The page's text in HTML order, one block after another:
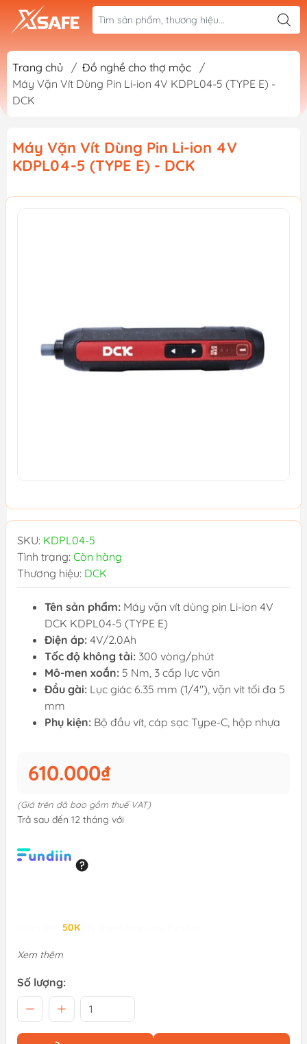
Trang chủ / Đồ nghề cho thợ mộc
/
Máy Vặn Vít Dùng Pin Li-ion 4V KDPL04-5 (TYPE E) -
DCK
Máy Vặn Vít Dùng Pin Li-ion 4V
KDPL04-5 (TYPE E) - DCK
SKU: KDPL04-5
Tình trạng: Còn hàng
Thương hiệu: DCK
Tên sản phẩm: Máy vặn vít dùng pin Li-ion 4V
DCK KDPL04-5 (TYPE E)
Điện áp: 4V/2.0Ah
Tốc độ không tải: 300 vòng/phút
Mô-men xoắn: 5 Nm, 3 cấp lực vặn
Đầu gài: Lục giác 6.35 mm (1/4"), vặn vít tối đa 5
mm
Phụ kiện: Bộ đầu vít, cáp sạc Type-C, hộp nhựa
610.000₫
(Giá trên đã bao gồm thuế VAT)
Trả sau đến 12 tháng với
50K
Xem thêm
Số lượng: